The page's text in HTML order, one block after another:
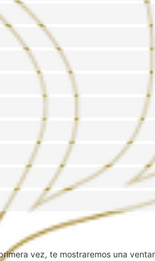
vez, te mostraremos una